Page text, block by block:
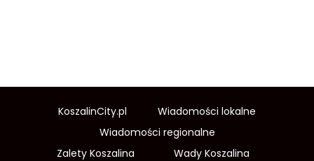
KoszalinCity.pl
Wiadomości lokalne
Wiadomości regionalne
Zalety Koszalina
Wady Koszalina